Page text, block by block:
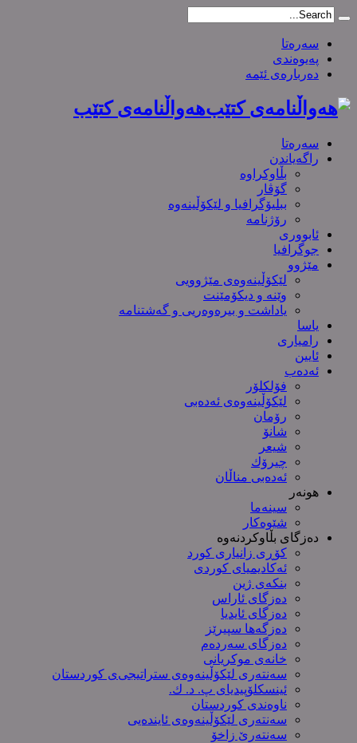
سەرەتا
پەیوەندی
دەربارەی ئێمە
هەواڵنامەی کتێب
سەرەتا
راگەیاندن
بڵاوکراوە
گۆڤار
ببلیۆگرافیا و لێکۆڵینەوە
رۆژنامە
ئابووری
جوگرافیا
مێژوو
لێکۆڵینەوەی مێژوویی
وێنە و دیکۆمێنت
یاداشت و بیره‌وه‌ریی و گەشتنامە
یاسا
رامیاری
ئایین
ئەدەب
فۆلکلۆر
لێکۆڵینەوەی ئەدەبی
رۆمان
شانۆ
شیعر
چیرۆك
ئەدەبی مناڵان
هونەر
سینەما
شێوەکار
دەزگای بڵاوکردنەوە
کۆڕی زانیاری کورد
ئەکادیمیای کوردی
بنکەی ژین
دەزگای ئاراس
دەزگای ئایدیا
دەزگەها سپیرێز
دەزگای سەردەم
خانەی موکریانی
سەنتەری لێكۆڵینەوەی ستراتیجی‌ی كوردستان
ئینسکلۆپیدیای پ. د. ك.
ناوەندی کوردستان
سەنتەری لێکۆڵینەوەى ئایندەیی
سەنتەرێ زاخۆ